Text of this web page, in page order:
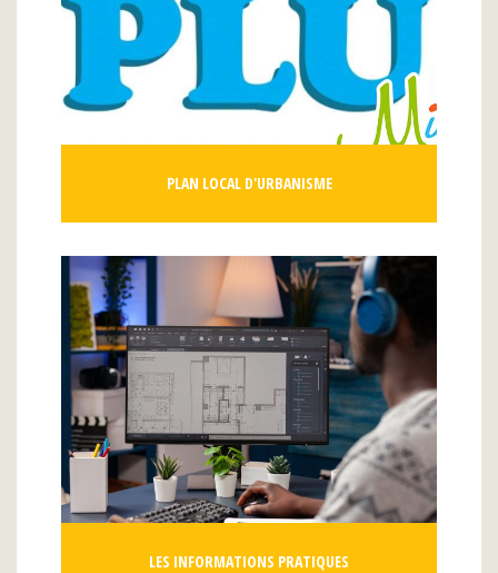
PLAN LOCAL D'URBANISME
LES INFORMATIONS PRATIQUES